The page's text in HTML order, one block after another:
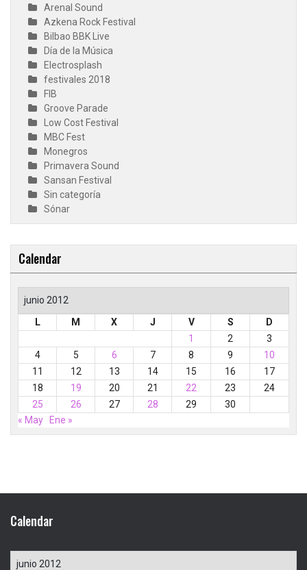
Arenal Sound
Azkena Rock Festival
Bilbao BBK Live
Día de la Música
Electrosplash
festivales 2018
FIB
Groove Parade
Low Cost Festival
MBC Fest
Monegros
Primavera Sound
Sansan Festival
Sin categoría
Sónar
Calendar
junio 2012
L
M X J V S
D
1
2
3
4
5 6 7 8 9
10
11
12 13 14 15 16
17
18
19 20 21 22 23
24
25
26 27 28 29
30
« May
Ene »
Calendar
junio 2012